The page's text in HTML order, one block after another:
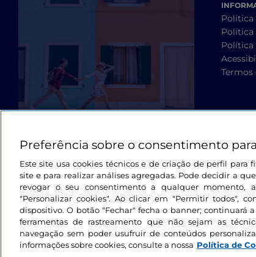
Política
Política
Política
Termos
Preferência sobre o consentimento
Este site usa cookies técnicos e de criação de perfil para
site e para realizar análises agregadas. Pode decidir a
revogar o seu consentimento a qualquer momento,
"Personalizar cookies". Ao clicar em "Permitir todos",
dispositivo. O botão "Fechar" fecha o banner; continuará
ferramentas de rastreamento que não sejam as
navegação sem poder usufruir de conteúdos
informações sobre cookies, consulte a nossa Política de